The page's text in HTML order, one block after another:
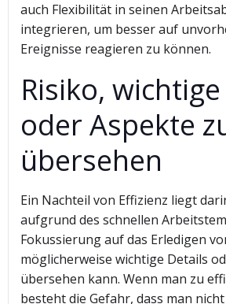
auch Flexibilität in seinen
integrieren, um besser auf
Ereignisse reagieren zu können.
Risiko,
oder Aspekte
übersehen
Ein Nachteil von Effizienz liegt
aufgrund des schnellen
Fokussierung auf das Erledigen
möglicherweise wichtige Details
übersehen kann. Wenn man zu
besteht die Gefahr, dass man